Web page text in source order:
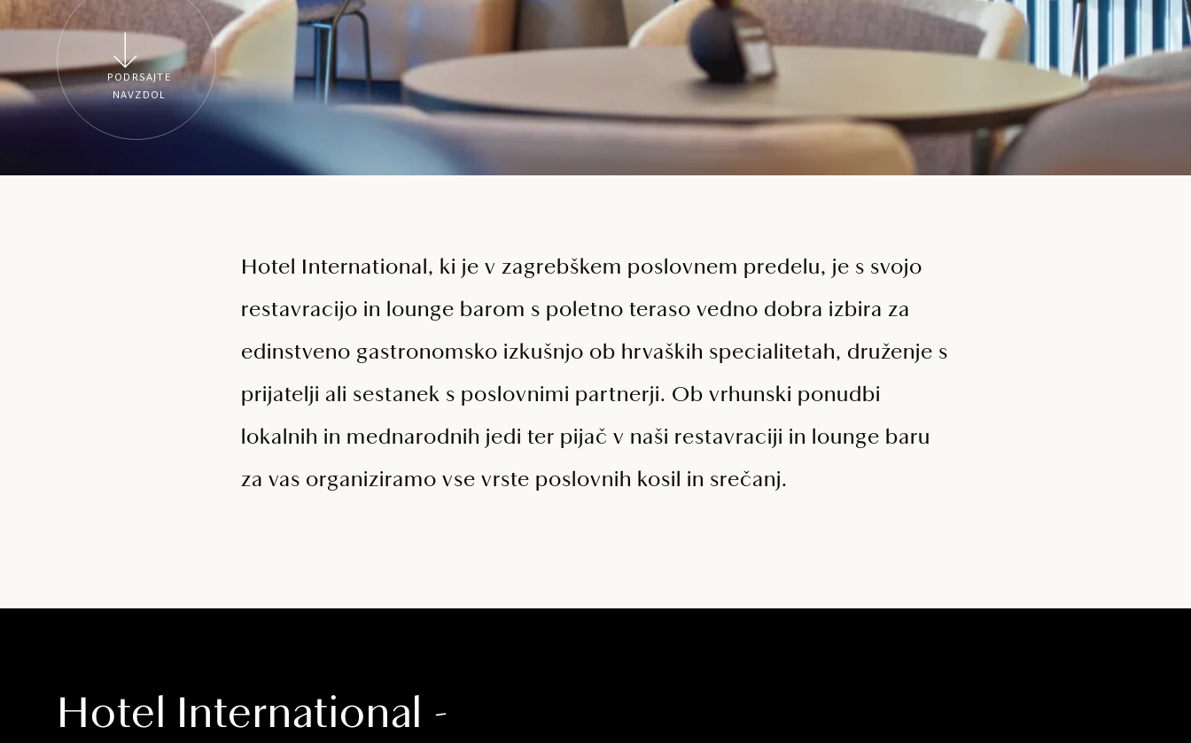
PODRSAJTE
NAVZDOL
Hotel International, ki je v zagrebškem poslovnem predelu, je s svojo
restavracijo in lounge barom s poletno teraso vedno dobra izbira za
edinstveno gastronomsko izkušnjo ob hrvaških specialitetah, druženje s
prijatelji ali sestanek s poslovnimi partnerji. Ob vrhunski ponudbi
lokalnih in mednarodnih jedi ter pijač v naši restavraciji in lounge baru
za vas organiziramo vse vrste poslovnih kosil in srečanj.
Hotel International -